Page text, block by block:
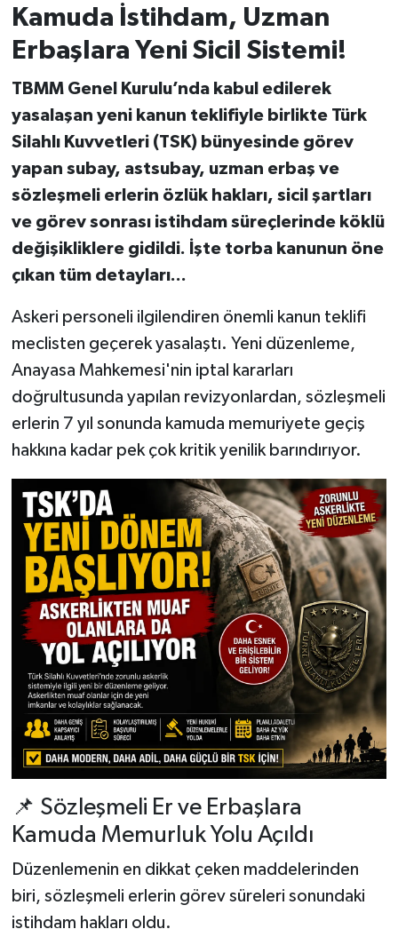
Kamuda İstihdam, Uzman
Erbaşlara Yeni Sicil Sistemi!
TBMM Genel Kurulu’nda kabul edilerek
yasalaşan yeni kanun teklifiyle birlikte Türk
Silahlı Kuvvetleri (TSK) bünyesinde görev
yapan subay, astsubay, uzman erbaş ve
sözleşmeli erlerin özlük hakları, sicil şartları
ve görev sonrası istihdam süreçlerinde köklü
değişikliklere gidildi. İşte torba kanunun öne
çıkan tüm detayları...
Askeri personeli ilgilendiren önemli kanun teklifi
meclisten geçerek yasalaştı. Yeni düzenleme,
Anayasa Mahkemesi'nin iptal kararları
doğrultusunda yapılan revizyonlardan, sözleşmeli
erlerin 7 yıl sonunda kamuda memuriyete geçiş
hakkına kadar pek çok kritik yenilik barındırıyor.
📌 Sözleşmeli Er ve Erbaşlara
Kamuda Memurluk Yolu Açıldı
Düzenlemenin en dikkat çeken maddelerinden
biri, sözleşmeli erlerin görev süreleri sonundaki
istihdam hakları oldu.